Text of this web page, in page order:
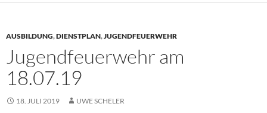
AUSBILDUNG,DIENSTPLAN,JUGENDFEUERWEHR
Jugendfeuerwehr am
18.07.19
18. JULI 2019 UWE SCHELER